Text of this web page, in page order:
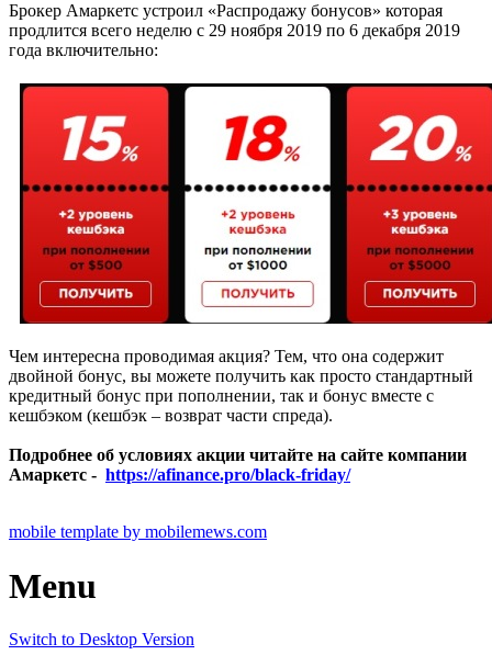
Брокер Амаркетс устроил «Распродажу бонусов» которая
продлится всего неделю с 29 ноября 2019 по 6 декабря 2019
года включительно:
Чем интересна проводимая акция? Тем, что она содержит
двойной бонус, вы можете получить как просто стандартный
кредитный бонус при пополнении, так и бонус вместе с
кешбэком (кешбэк – возврат части спреда).
Подробнее об условиях акции читайте на сайте компании
Амаркетс - https://afinance.pro/black-friday/
mobile template by mobilemews.com
Menu
Switch to Desktop Version